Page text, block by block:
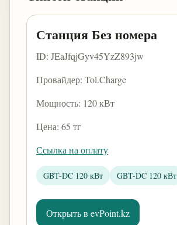
Станция Без номера
ID: JEaJfqjGyv45YzZ893jw
Провайдер: Tol.Charge
Мощность: 120 кВт
Цена: 65 тг
Ссылка на оплату
GBT-DC 120 кВт GBT-DC 120 кВт
Открыть в evPoint.kz